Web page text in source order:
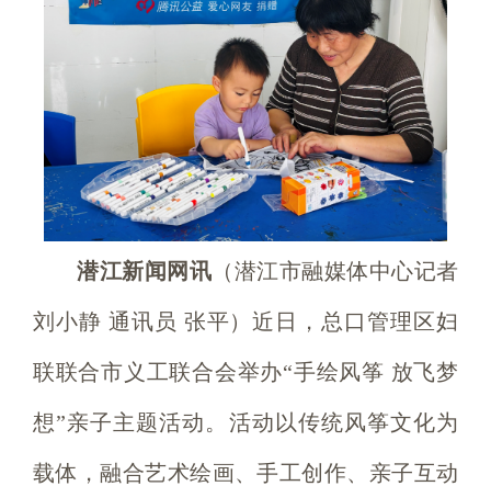
潜江新闻网讯 （潜江市融媒体中心记者
刘小静 通讯员 张平）近日，总口管理区妇
联联合市义工联合会举办“手绘风筝 放飞梦
想”亲子主题活动。活动以传统风筝文化为
载体，融合艺术绘画、手工创作、亲子互动